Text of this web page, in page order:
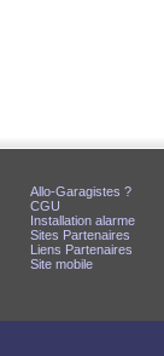
Allo-Garagistes ?
CGU
Installation alarme
Sites Partenaires
Liens Partenaires
Site mobile